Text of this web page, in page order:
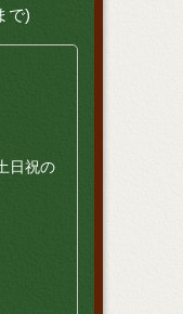
で)
日祝の